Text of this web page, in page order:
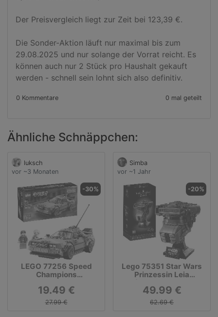
Der Preisvergleich liegt zur Zeit bei 123,39 €.
Die Sonder-Aktion läuft nur maximal bis zum
29.08.2025 und nur solange der Vorrat reicht. Es
können auch nur 2 Stück pro Haushalt gekauft
werden - schnell sein lohnt sich also definitiv.
0 Kommentare 0 mal geteilt
Ähnliche Schnäppchen:
luksch
vor ~3 Monaten
-30%
LEGO 77256 Speed
Champions
Zurück in die Zukunft,
Konstruktionsspielzeug
19.49 €
27.99 €
Simba
vor ~1 Jahr
-20%
Lego 75351 Star Wars
Prinzessin Leia
Konstruktionsspielzeug
49.99 €
62.69 €